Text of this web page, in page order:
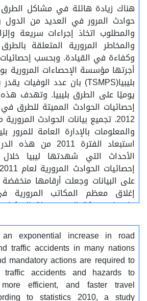
هناك زيادة هائلة في مشاكل
حوادث المرور في العديد من الدول
والمطلوب اتخاذ إجراءات سريعة
والمخاطر المرورية المتعلقة
أجرتها مؤسسة الإحصاءات المرورية
يوميًا على الطرق بليبيا. وتهدف
2012. تجميع بيانات الحوادث
استبعاد الفترة
الأحداث التي شهدتها ليبيا
على البيانات وجعلت أرقامها
إغلاق معظم المكاتب المرورية
وانخفاض حركة المرور، وقلة
واستخدام المنهج الهندسي العلمي
المؤثرة على السلامة
متطلباتها. والتعرف على العوامل
التي تؤثر على الحوادث المرورية
وكما تهدف هذه الدراسة إلى الحصول
عن حوادث المرور في ليبيا
المرورية على الطرقات من المعلومات
exponential increase in road
traffic accidents in many nations
mandatory actions are required to
traffic accidents and hazards to
efficient, and faster travel
to statistics 2010, a study